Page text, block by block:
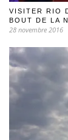
VISITER RIO
BOUT DE LA
28 novembre 2016